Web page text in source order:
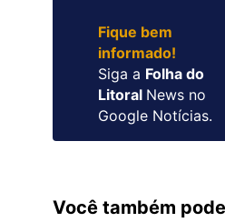
Fique bem
informado!
Siga a Folha do
Litoral News no
Google Notícias.
Você também